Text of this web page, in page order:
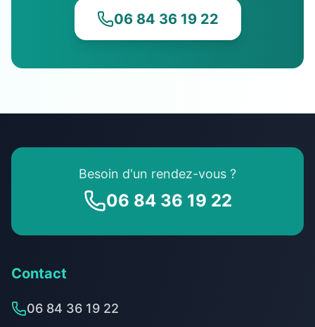
06 84 36 19 22
Besoin d'un rendez-vous ?
06 84 36 19 22
Contact
06 84 36 19 22